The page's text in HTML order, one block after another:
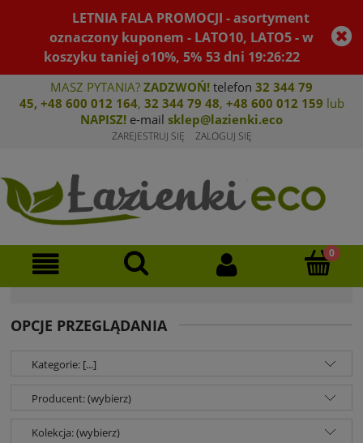
LETNIA FALA PROMOCJI - asortyment
oznaczony kuponem - LATO10, LATO5 - w
koszyku taniej o10%, 5% 53dni 19:26:21
MASZ PYTANIA? ZADZWOŃ! telefon 32 344 79
45, +48 600 012 164, 32 344 79 48, +48 600 012 159 lub
NAPISZ! e-mail sklep@lazienki.eco
ZAREJESTRUJ SIĘ ZALOGUJ SIĘ
OPCJE PRZEGLĄDANIA
Kategorie: [...]
Producent: (wybierz)
Kolekcja: (wybierz)